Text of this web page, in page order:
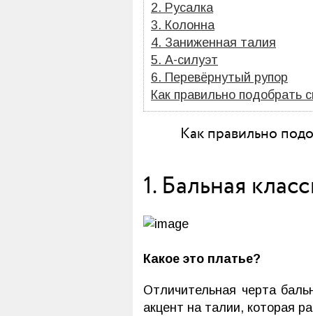
2. Русалка
3. Колонна
4. Заниженная талия
5. А-силуэт
6. Перевёрнутый рупор
Как правильно подобрать
Как правильно
1. Бальная
Какое это платье?
Отличительная черта
акцент на талии, которая